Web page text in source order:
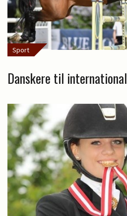
Sport
Danskere til